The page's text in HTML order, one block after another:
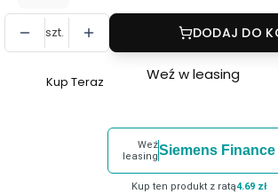
szt. DODAJ DO
Szybki
Latarka
Kup Teraz Weź w leasing
Weź
leasingSiemens Finance
Kup ten produkt z ratą4.69 zł